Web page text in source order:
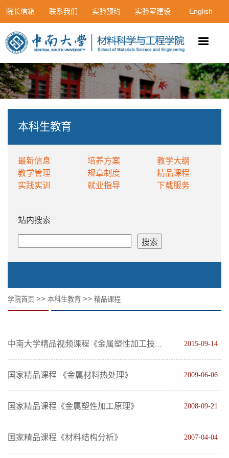
院长信箱 联系我们 实验预约 实验室建设 English
本科生教育
最新信息 培养方案
教学大纲
教学管理
规章制度
精品课程
实践实训
就业指导 下载服务
站内搜索
学院首页 >> 本科生教育 >> 精品课程
2015-09-14
国家精品课程 《金属材料热处理》 2009-06-06
国家精品课程《金属塑性加工原理》 2008-09-21
国家精品课程《材料结构分析》 2007-04-04